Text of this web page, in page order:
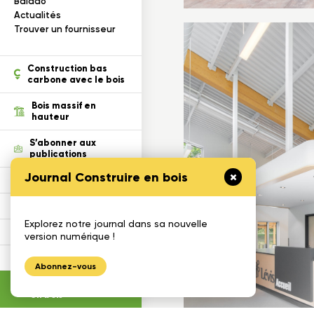
Actualités
Trouver un fournisseur
Construction bas
carbone avec le bois
Bois massif en
hauteur
S’abonner aux
publications
Défi Cecobois
Gestimat
Calculatrices
en bois
Journal Construire en bois
Explorez notre journal dans sa nouvelle
version numérique !
Abonnez-vous
des renseignements